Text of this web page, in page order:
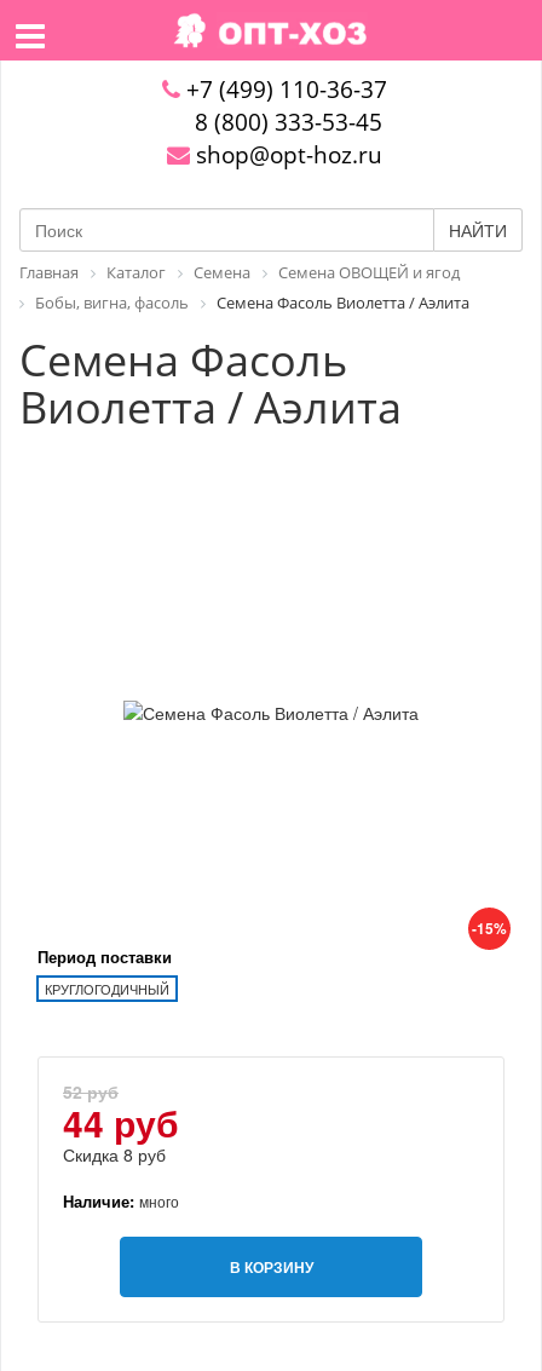
+7 (499) 110-36-37
8 (800) 333-53-45
shop@opt-hoz.ru
НАЙТИ
Главная Каталог Семена
Семена ОВОЩЕЙ и ягод
Бобы, вигна, фасоль
Семена Фасоль Виолетта / Аэлита
Семена Фасоль
Виолетта / Аэлита
-15%
Период поставки
КРУГЛОГОДИЧНЫЙ
52 руб
44 руб
Скидка 8 руб
Наличие: много
В КОРЗИНУ